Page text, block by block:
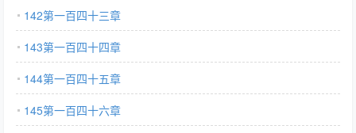
142第一百四十三章
143第一百四十四章
144第一百四十五章
145第一百四十六章